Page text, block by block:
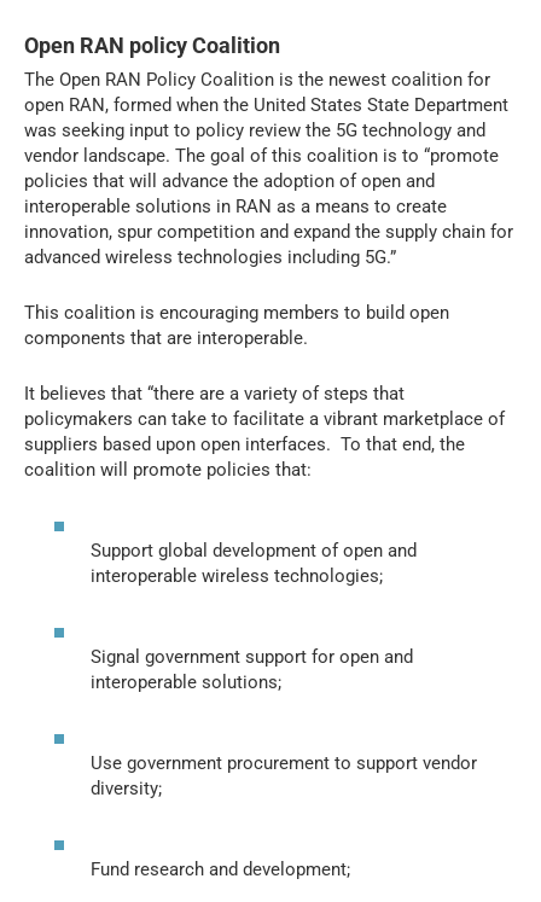
Open RAN policy Coalition
The Open RAN Policy Coalition is the newest coalition for
open RAN, formed when the United States State Department
was seeking input to policy review the 5G technology and
vendor landscape. The goal of this coalition is to “promote
policies that will advance the adoption of open and
interoperable solutions in RAN as a means to create
innovation, spur competition and expand the supply chain for
advanced wireless technologies including 5G.”
This coalition is encouraging members to build open
components that are interoperable.
It believes that “there are a variety of steps that
policymakers can take to facilitate a vibrant marketplace of
suppliers based upon open interfaces. To that end, the
coalition will promote policies that:
Support global development of open and
interoperable wireless technologies;
Signal government support for open and
interoperable solutions;
Use government procurement to support vendor
diversity;
Fund research and development;